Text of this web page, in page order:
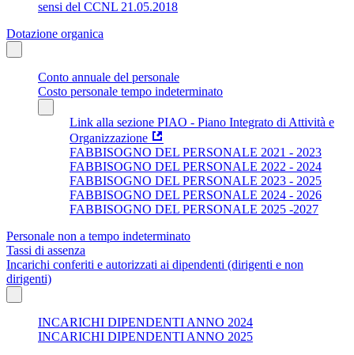
sensi del CCNL 21.05.2018
Dotazione organica
Conto annuale del personale
Costo personale tempo indeterminato
Link alla sezione PIAO - Piano Integrato di Attività e
Organizzazione
FABBISOGNO DEL PERSONALE 2021 - 2023
FABBISOGNO DEL PERSONALE 2022 - 2024
FABBISOGNO DEL PERSONALE 2023 - 2025
FABBISOGNO DEL PERSONALE 2024 - 2026
FABBISOGNO DEL PERSONALE 2025 -2027
Personale non a tempo indeterminato
Tassi di assenza
Incarichi conferiti e autorizzati ai dipendenti (dirigenti e non
dirigenti)
INCARICHI DIPENDENTI ANNO 2024
INCARICHI DIPENDENTI ANNO 2025